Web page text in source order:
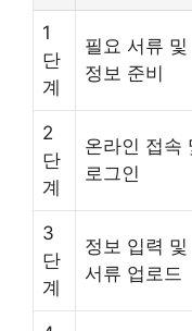
1
단
계
필요 서류 및
정보 준비
2
단
계
온라인 접속
로그인
3
단
계
정보 입력 및
서류 업로드